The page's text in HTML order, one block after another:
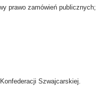
prawo zamówień publicznych;
Szwajcarskiej.